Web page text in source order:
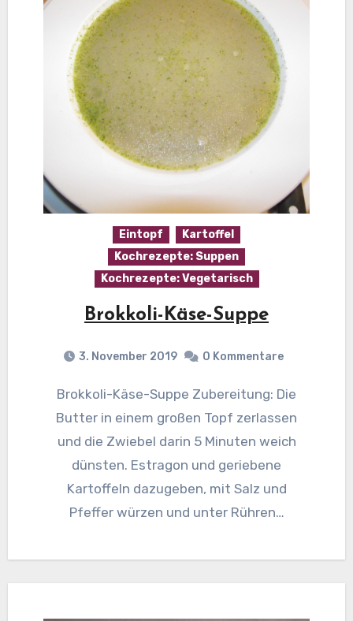
Eintopf
Kartoffel
Kochrezepte: Suppen
Kochrezepte: Vegetarisch
Brokkoli-Käse-Suppe
3. November 2019 0 Kommentare
Brokkoli-Käse-Suppe Zubereitung: Die
Butter in einem großen Topf zerlassen
und die Zwiebel darin 5 Minuten weich
dünsten. Estragon und geriebene
Kartoffeln dazugeben, mit Salz und
Pfeffer würzen und unter Rühren…